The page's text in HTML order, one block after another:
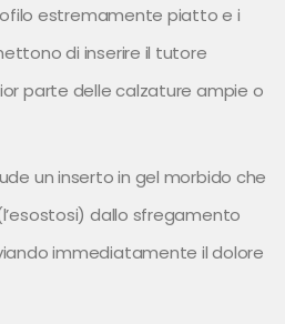
estremamente piatto e i
di inserire il tutore
parte delle calzature ampie o
un inserto in gel morbido che
dallo sfregamento
immediatamente il dolore